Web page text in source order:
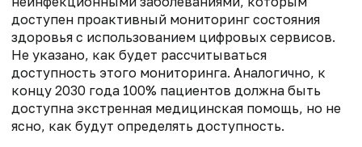
доступен проактивный мониторинг состояния
здоровья с использованием цифровых сервисов.
Не указано, как будет рассчитываться
доступность этого мониторинга. Аналогично, к
концу 2030 года 100% пациентов должна быть
доступна экстренная медицинская помощь, но не
ясно, как будут определять доступность.